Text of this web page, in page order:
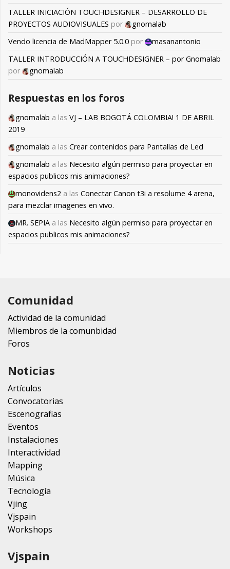
TALLER INICIACIÓN TOUCHDESIGNER – DESARROLLO DE
PROYECTOS AUDIOVISUALES por
gnomalab
Vendo licencia de MadMapper 5.0.0 por
masanantonio
TALLER INTRODUCCIÓN A TOUCHDESIGNER – por Gnomalab
por
gnomalab
Respuestas en los foros
gnomalab a las VJ – LAB BOGOTÁ COLOMBIA! 1 DE ABRIL
2019
gnomalab a las Crear contenidos para Pantallas de Led
gnomalab a las Necesito algún permiso para proyectar en
espacios publicos mis animaciones?
monovidens2 a las Conectar Canon t3i a resolume 4 arena,
para mezclar imagenes en vivo.
MR. SEPIA a las Necesito algún permiso para proyectar en
espacios publicos mis animaciones?
Comunidad
Actividad de la comunidad
Miembros de la comunbidad
Foros
Noticias
Artículos
Convocatorias
Escenografias
Eventos
Instalaciones
Interactividad
Mapping
Música
Tecnología
Vjing
Vjspain
Workshops
Vjspain